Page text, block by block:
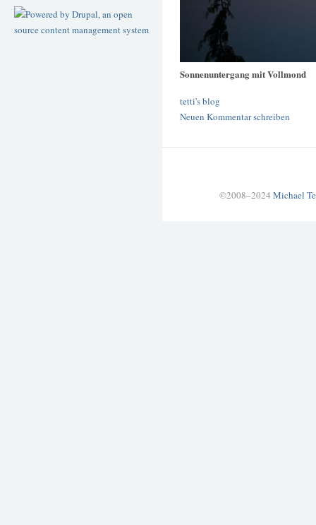
Sonnenuntergang mit Vollmond
tetti's blog
Neuen Kommentar schreiben
©2008–2024 Michael